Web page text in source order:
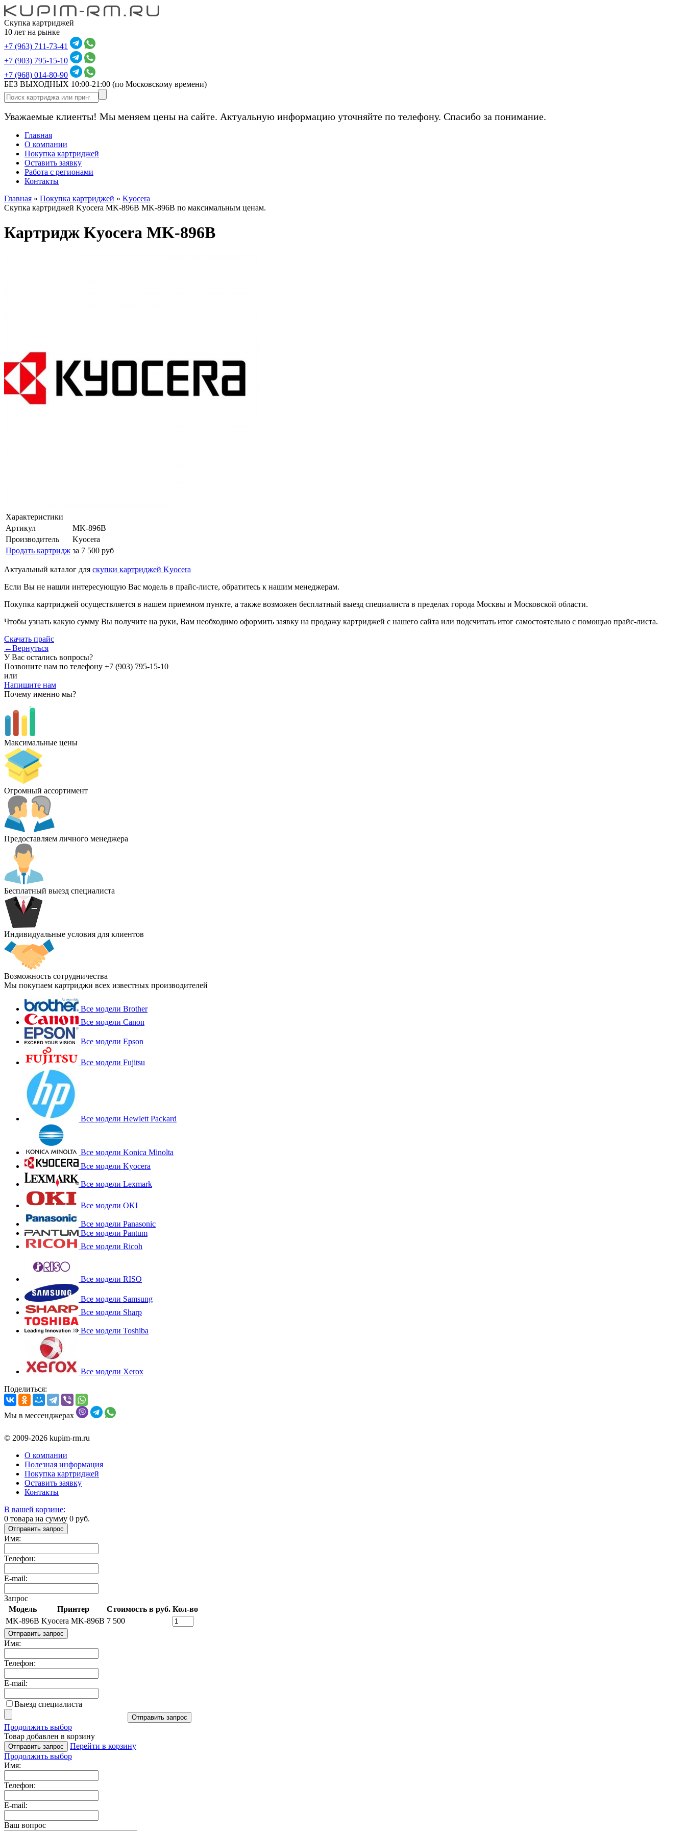
Скупка картриджей
10 лет на рынке
+7 (963) 711-73-41
+7 (903) 795-15-10
+7 (968) 014-80-90
БЕЗ ВЫХОДНЫХ 10:00-21:00 (по Московскому времени)
Уважаемые клиенты! Мы меняем цены на сайте. Актуальную информацию уточняйте по телефону. Спасибо за понимание.
Главная
О компании
Покупка картриджей
Оставить заявку
Работа с регионами
Контакты
Главная » Покупка картриджей » Kyocera
Скупка картриджей Kyocera MK-896B MK-896B по максимальным ценам.
Картридж Kyocera MK-896B
Характеристики
Артикул
MK-896B
Производитель
Kyocera
Продать картридж за 7 500 руб
Актуальный каталог для скупки картриджей Kyocera
Если Вы не нашли интересующую Вас модель в прайс-листе, обратитесь к нашим менеджерам.
Покупка картриджей осуществляется в нашем приемном пункте, а также возможен бесплатный выезд специалиста в пределах города Москвы и Московской области.
Чтобы узнать какую сумму Вы получите на руки, Вам необходимо оформить заявку на продажу картриджей с нашего сайта или подсчитать итог самостоятельно с помощью прайс-листа.
Скачать прайс
←Вернуться
У Вас остались вопросы?
Позвоните нам по телефону +7 (903) 795-15-10
или
Напишите нам
Почему именно мы?
Максимальные цены
Огромный ассортимент
Предоставляем личного менеджера
Бесплатный выезд специалиста
Индивидуальные условия для клиентов
Возможность сотрудничества
Мы покупаем картриджи всех известных производителей
Все модели Brother
Все модели Canon
Все модели Epson
Все модели Fujitsu
Все модели Hewlett Packard
Все модели Konica Minolta
Все модели Kyocera
Все модели Lexmark
Все модели OKI
Все модели Panasonic
Все модели Pantum
Все модели Ricoh
Все модели RISO
Все модели Samsung
Все модели Sharp
Все модели Toshiba
Все модели Xerox
Поделиться:
Мы в мессенджерах
© 2009-2026 kupim-rm.ru
О компании
Полезная информация
Покупка картриджей
Оставить заявку
Контакты
В вашей корзине:
0 товара на сумму 0 руб.
Отправить запрос
Имя:
Телефон:
E-mail:
Запрос
Модель
Принтер Стоимость в руб. Кол-во
MK-896B Kyocera MK-896B 7 500
Отправить запрос
Имя:
Телефон:
E-mail:
Выезд специалиста
Отправить запрос
Продолжить выбор
Товар добавлен в корзину
Отправить запрос
Перейти в корзину
Продолжить выбор
Имя:
Телефон:
E-mail:
Ваш вопрос